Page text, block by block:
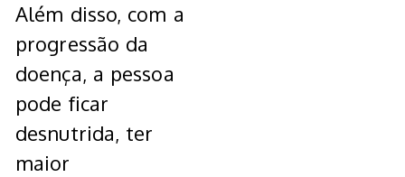
Além disso, com a
progressão da
doença, a pessoa
pode ficar
desnutrida, ter
maior